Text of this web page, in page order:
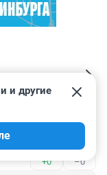
+0 –0
и другие